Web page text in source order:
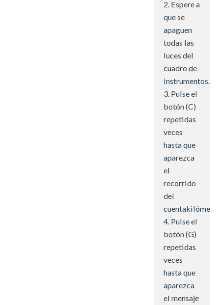
2. Espere a
que se
apaguen
todas las
luces del
cuadro de
instrumentos.
3. Pulse el
botón (C)
repetidas
veces
hasta que
aparezca
el
recorrido
del
4. Pulse el
botón (G)
repetidas
veces
hasta que
aparezca
el mensaje